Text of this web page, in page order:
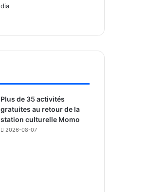
Plus de 35 activités
gratuites au retour de la
station culturelle Momo
2026-08-07